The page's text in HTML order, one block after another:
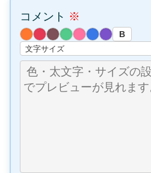
コメント ※
B